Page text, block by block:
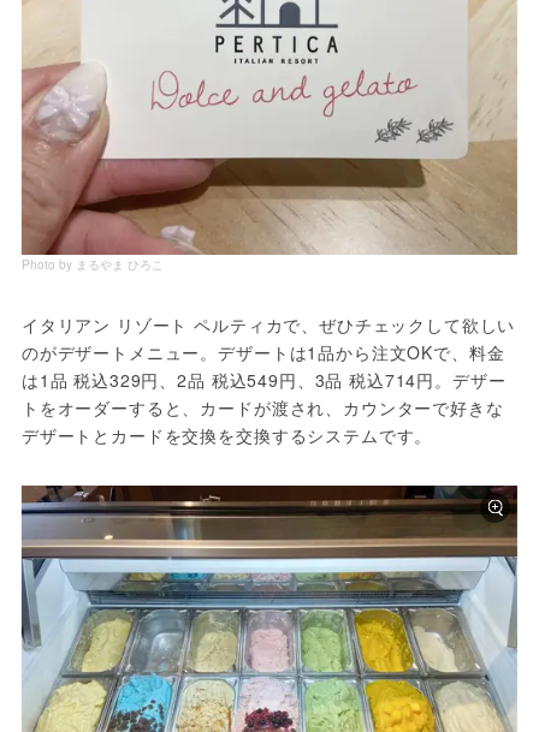
Photo by まるやま ひろこ
イタリアン リゾート ペルティカで、ぜひチェックして欲しい
のがデザートメニュー。デザートは1品から注文OKで、料金
は1品 税込329円、2品 税込549円、3品 税込714円。デザー
トをオーダーすると、カードが渡され、カウンターで好きな
デザートとカードを交換を交換するシステムです。